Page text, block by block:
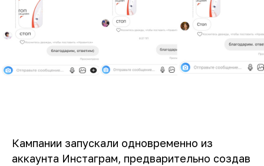
Кампании запускали одновременно из
аккаунта Инстаграм, предварительно создав